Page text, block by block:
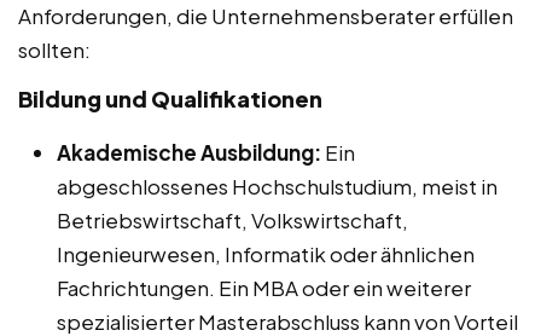
Anforderungen, die Unternehmensberater erfüllen
sollten:
Bildung und Qualifikationen
Akademische Ausbildung: Ein
abgeschlossenes Hochschulstudium, meist in
Betriebswirtschaft, Volkswirtschaft,
Ingenieurwesen, Informatik oder ähnlichen
Fachrichtungen. Ein MBA oder ein weiterer
spezialisierter Masterabschluss kann von Vorteil